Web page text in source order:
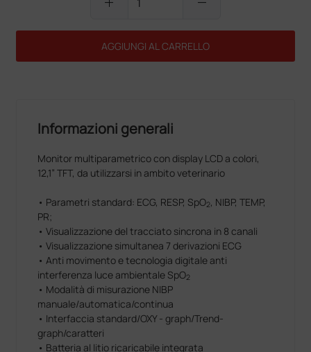
AGGIUNGI AL CARRELLO
Informazioni generali
Monitor multiparametrico con display LCD a colori,
12,1” TFT, da utilizzarsi in ambito veterinario
• Parametri standard: ECG, RESP, SpO2, NIBP, TEMP,
PR;
• Visualizzazione del tracciato sincrona in 8 canali
• Visualizzazione simultanea 7 derivazioni ECG
• Anti movimento e tecnologia digitale anti
interferenza luce ambientale SpO2
• Modalità di misurazione NIBP
manuale/automatica/continua
• Interfaccia standard/OXY - graph/Trend-
graph/caratteri
• Batteria al litio ricaricabile integrata